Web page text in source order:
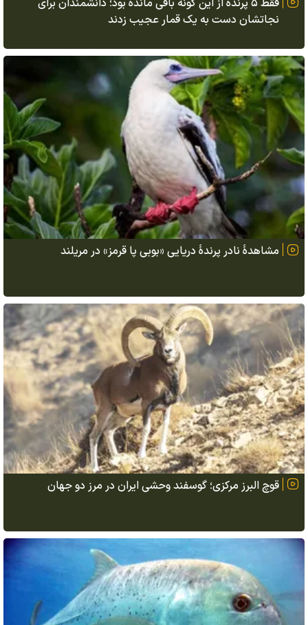
فقط ۵ پرنده از این گونه باقی مانده بود؛ دانشمندان برای
نجاتشان دست به یک قمار عجیب زدند
مشاهدهٔ نادر پرندهٔ دریایی «بوبی پا قرمز» در مریلند
قوچ البرز مرکزی؛ گوسفند وحشی ایران در مرز دو جهان